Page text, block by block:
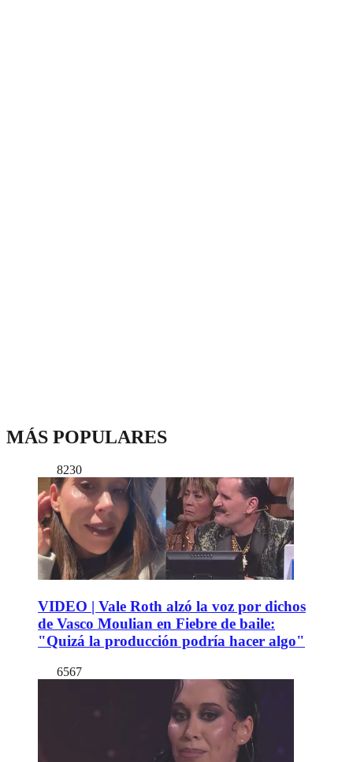
MÁS POPULARES
8230
VIDEO | Vale Roth alzó la voz por dichos
de Vasco Moulian en Fiebre de baile:
"Quizá la producción podría hacer algo"
6567